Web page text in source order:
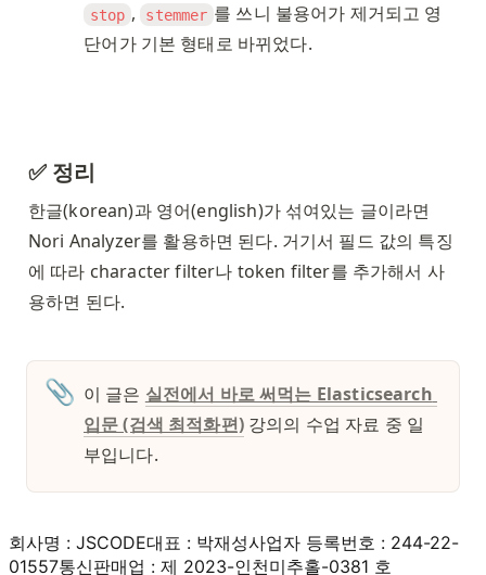
stop , stemmer 를 쓰니 불용어가 제거되고 영
단어가 기본 형태로 바뀌었다.
✅ 정리
한글(korean)과 영어(english)가 섞여있는 글이라면
Nori Analyzer를 활용하면 된다. 거기서 필드 값의 특징
에 따라 character filter나 token filter를 추가해서 사
용하면 된다.
📎 이 글은 실전에서 바로 써먹는 Elasticsearch
입문 (검색 최적화편) 강의의 수업 자료 중 일
부입니다.
회사명 : JSCODE대표 : 박재성사업자 등록번호 : 244-22-
01557통신판매업 : 제 2023-인천미추홀-0381 호